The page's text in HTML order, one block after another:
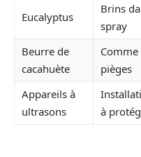
Eucalyptus
Brins
spray
Beurre de
cacahuète
pièges
Appareils à
ultrasons
à